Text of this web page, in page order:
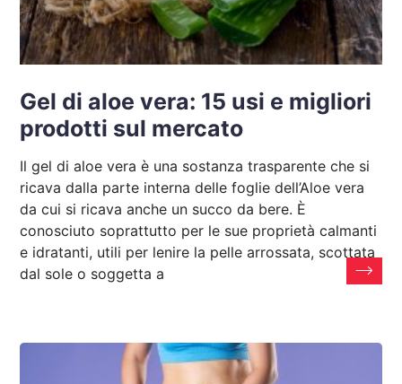
Gel di aloe vera: 15 usi e migliori
prodotti sul mercato
Il gel di aloe vera è una sostanza trasparente che si
ricava dalla parte interna delle foglie dell’Aloe vera
da cui si ricava anche un succo da bere. È
conosciuto soprattutto per le sue proprietà calmanti
e idratanti, utili per lenire la pelle arrossata, scottata
dal sole o soggetta a